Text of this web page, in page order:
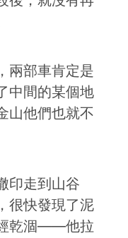
兩部車肯定是
中間的某個地
山他們也就不
印走到山谷
很快發現了泥
乾涸——他拉